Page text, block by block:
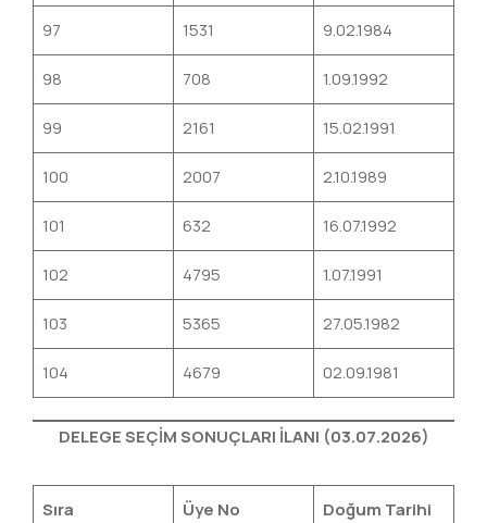
97 1531 9.02.1984
98 708 1.09.1992
99 2161 15.02.1991
100 2007 2.10.1989
101 632 16.07.1992
102 4795 1.07.1991
103 5365 27.05.1982
104 4679 02.09.1981
DELEGE SEÇİM SONUÇLARI İLANI (03.07.2026)
Sıra Üye No Doğum Tarihi